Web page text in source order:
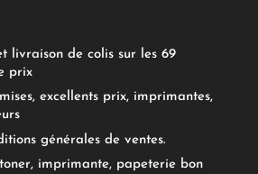
livraison de colis sur les 69
prix
excellents prix, imprimantes,
générales de ventes.
imprimante, papeterie bon